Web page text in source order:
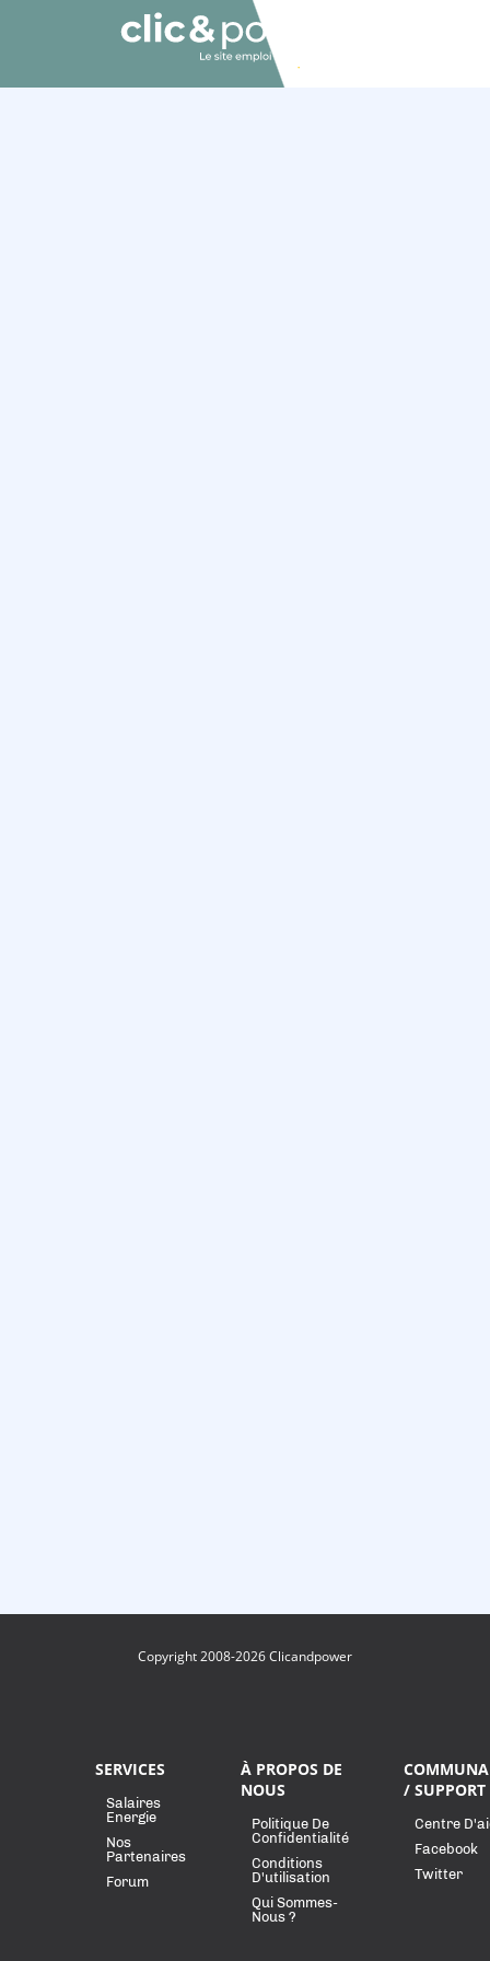
Copyright 2008-2026 Clicandpower
SERVICES
Salaires
Energie
Nos
Partenaires
Forum
À PROPOS DE
NOUS
Politique De
Confidentialité
Conditions
D'utilisation
Qui Sommes-
Nous ?
/ SUPPORT
Centre
Facebook
Twitter